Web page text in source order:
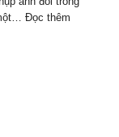
Đọc thêm